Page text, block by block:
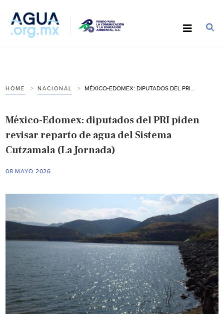
HOME NACIONAL
México-Edomex: diputados del PRI piden
revisar reparto de agua del Sistema
Cutzamala (La Jornada)
08 MAYO 2026